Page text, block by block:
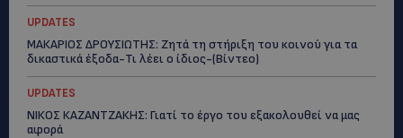
UPDATES
ΜΑΚΑΡΙΟΣ ΔΡΟΥΣΙΩΤΗΣ: Ζητά τη στήριξη του κοινού για τα
δικαστικά έξοδα-Τι λέει ο ίδιος-(Βίντεο)
UPDATES
ΝΙΚΟΣ ΚΑΖΑΝΤΖΑΚΗΣ: Γιατί το έργο του εξακολουθεί να μας
αφορά